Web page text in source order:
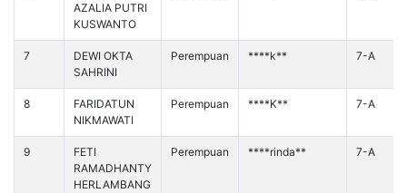
AZALIA PUTRI
KUSWANTO
7
DEWI OKTA
SAHRINI
Perempuan ****k** 7-A
8
FARIDATUN
NIKMAWATI
Perempuan ****K** 7-A
9
FETI
RAMADHANTY
HERLAMBANG
Perempuan ****rinda** 7-A